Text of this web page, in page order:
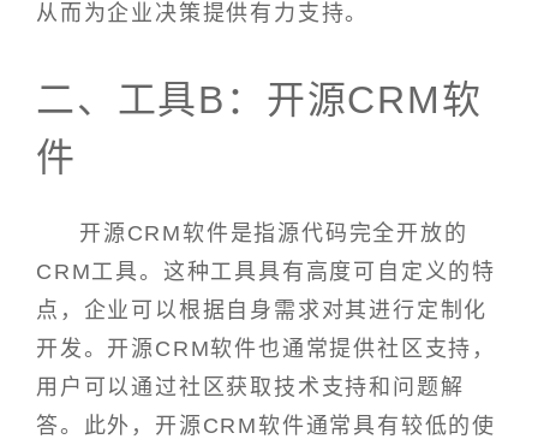
从而为企业决策提供有力支持。
二、工具B：开源CRM软
件
开源CRM软件是指源代码完全开放的
CRM工具。这种工具具有高度可自定义的特
点，企业可以根据自身需求对其进行定制化
开发。开源CRM软件也通常提供社区支持，
用户可以通过社区获取技术支持和问题解
答。此外，开源CRM软件通常具有较低的使